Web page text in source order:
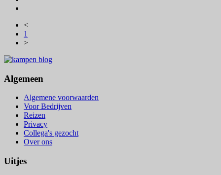
<
1
>
Algemeen
Algemene voorwaarden
Voor Bedrijven
Reizen
Privacy
Collega's gezocht
Over ons
Uitjes